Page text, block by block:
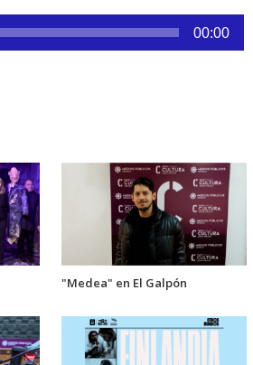
00:00
"Medea" en El Galpón